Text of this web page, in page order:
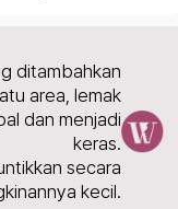
ditambahkan
area, lemak
dan menjadi
keras.
secara
kecil.